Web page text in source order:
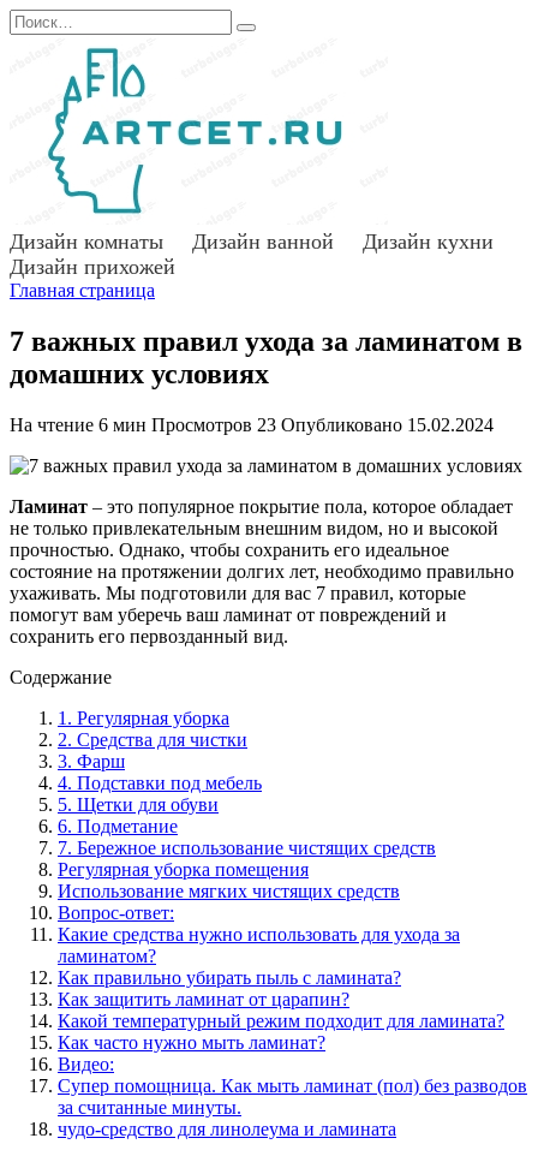
Перейти
к
содержанию
Search
for:
Дизайн комнаты Дизайн ванной
Дизайн кухни
Дизайн прихожей
Главная страница
7 важных правил ухода за ламинатом в
домашних условиях
На чтение 6 мин Просмотров 23 Опубликовано 15.02.2024
Ламинат – это популярное покрытие пола, которое обладает
не только привлекательным внешним видом, но и высокой
прочностью. Однако, чтобы сохранить его идеальное
состояние на протяжении долгих лет, необходимо правильно
ухаживать. Мы подготовили для вас 7 правил, которые
помогут вам уберечь ваш ламинат от повреждений и
сохранить его первозданный вид.
Содержание
1. Регулярная уборка
2. Средства для чистки
3. Фарш
4. Подставки под мебель
5. Щетки для обуви
6. Подметание
7. Бережное использование чистящих средств
Регулярная уборка помещения
Использование мягких чистящих средств
Вопрос-ответ:
Какие средства нужно использовать для ухода за
ламинатом?
Как правильно убирать пыль с ламината?
Как защитить ламинат от царапин?
Какой температурный режим подходит для ламината?
Как часто нужно мыть ламинат?
Видео:
Супер помощница. Как мыть ламинат (пол) без разводов
за считанные минуты.
чудо-средство для линолеума и ламината